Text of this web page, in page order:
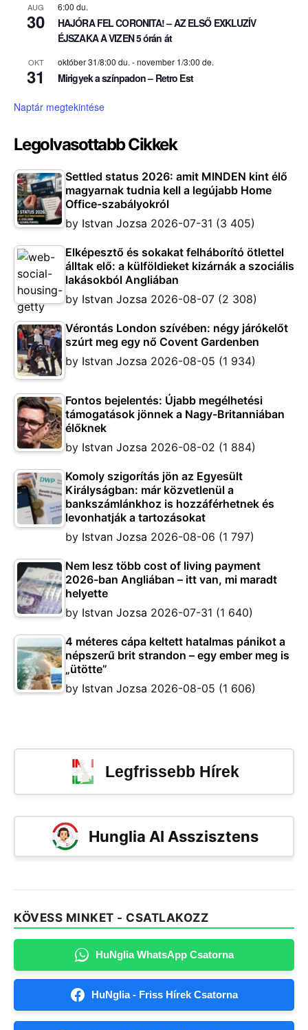
AUG
30
6:00 du.
HAJÓRA FEL CORONITA! – AZ ELSŐ EXKLUZÍV
ÉJSZAKA A VIZEN 5 órán át
OKT
31
október 31/8:00 du. -november 1/3:00 de.
Mirigyek a színpadon – Retro Est
Naptár megtekintése
Legolvasottabb Cikkek
Settled status 2026: amit MINDEN kint élő
magyarnak tudnia kell a legújabb Home
Office-szabályokról
by Istvan Jozsa 2026-07-31 (3 405)
Elképesztő és sokakat felháborító ötlettel
álltak elő: a külföldieket kizárnák a szociális
lakásokból Angliában
by Istvan Jozsa 2026-08-07 (2 308)
Vérontás London szívében: négy járókelőt
szúrt meg egy nő Covent Gardenben
by Istvan Jozsa 2026-08-05 (1 934)
Fontos bejelentés: Újabb megélhetési
támogatások jönnek a Nagy-Britanniában
élőknek
by Istvan Jozsa 2026-08-02 (1 884)
Komoly szigorítás jön az Egyesült
Királyságban: már közvetlenül a
bankszámlánkhoz is hozzáférhetnek és
levonhatják a tartozásokat
by Istvan Jozsa 2026-08-06 (1 797)
Nem lesz több cost of living payment
2026-ban Angliában – itt van, mi maradt
helyette
by Istvan Jozsa 2026-07-31 (1 640)
4 méteres cápa keltett hatalmas pánikot a
népszerű brit strandon – egy ember meg is
„ütötte”
by Istvan Jozsa 2026-08-05 (1 606)
Legfrissebb Hírek
Hunglia AI Asszisztens
KÖVESS MINKET - CSATLAKOZZ
HuNglia WhatsApp Csatorna
HuNglia - Friss Hírek Csatorna